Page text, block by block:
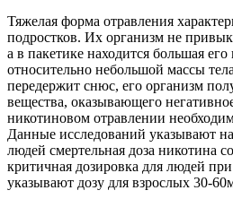
Тяжелая форма отравления
подростков. Их организм не
а в пакетике находится большая
относительно небольшой массы
передержит снюс, его организм
вещества, оказывающего
никотиновом отравлении
Данные исследований указывают
людей смертельная доза никотина
критичная дозировка для людей
указывают дозу для взрослых 30-